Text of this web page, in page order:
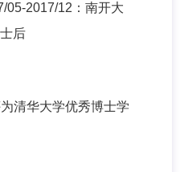
05-2017/12：南开大
后
清华大学优秀博士学